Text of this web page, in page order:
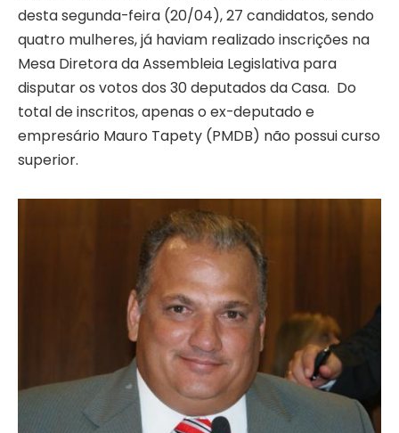
desta segunda-feira (20/04), 27 candidatos, sendo
quatro mulheres, já haviam realizado inscrições na
Mesa Diretora da Assembleia Legislativa para
disputar os votos dos 30 deputados da Casa. Do
total de inscritos, apenas o ex-deputado e
empresário Mauro Tapety (PMDB) não possui curso
superior.